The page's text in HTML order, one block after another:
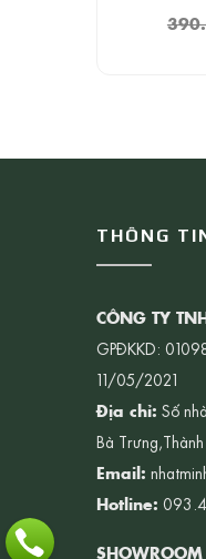
THÔNG
CÔNG TY
GPĐKKD:
11/05/2021
Địa chỉ: Số
Bà
Email:
Hotline:
SHOWROOM